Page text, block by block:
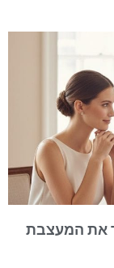
את המעצבת